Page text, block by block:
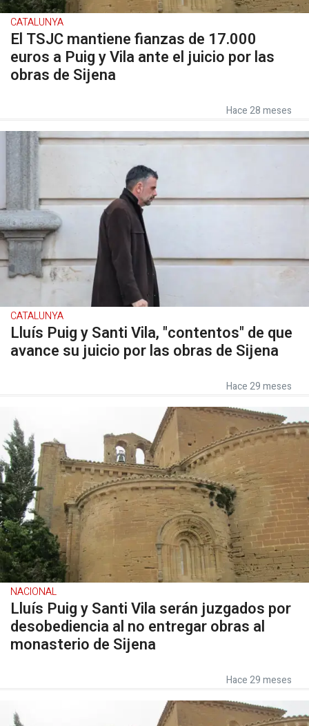
CATALUNYA
El TSJC mantiene fianzas de 17.000
euros a Puig y Vila ante el juicio por las
obras de Sijena
Hace 28 meses
CATALUNYA
Lluís Puig y Santi Vila, "contentos" de que
avance su juicio por las obras de Sijena
Hace 29 meses
NACIONAL
Lluís Puig y Santi Vila serán juzgados por
desobediencia al no entregar obras al
monasterio de Sijena
Hace 29 meses